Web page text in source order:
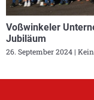
Voßwinkeler
Jubiläum
26. September 2024